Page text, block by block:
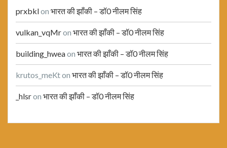
prxbklon भारत की झाँकी – डॉ0 नीलम सिंह
vulkan_vqMron भारत की झाँकी – डॉ0 नीलम सिंह
building_hweaon भारत की झाँकी – डॉ0 नीलम सिंह
krutos_meKton भारत की झाँकी – डॉ0 नीलम सिंह
_hlsron भारत की झाँकी – डॉ0 नीलम सिंह